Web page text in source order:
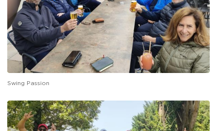
Swing Passion